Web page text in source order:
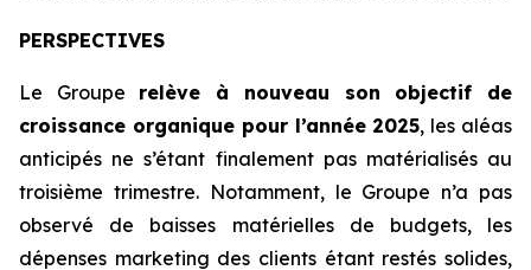
PERSPECTIVES
Le Groupe relève à nouveau son objectif de
croissance organique pour l’année 2025, les aléas
anticipés ne s’étant finalement pas matérialisés au
troisième trimestre. Notamment, le Groupe n’a pas
observé de baisses matérielles de budgets, les
dépenses marketing des clients étant restés solides,